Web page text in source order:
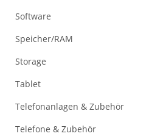
Software
Speicher/RAM
Storage
Tablet
Telefonanlagen & Zubehör
Telefone & Zubehör